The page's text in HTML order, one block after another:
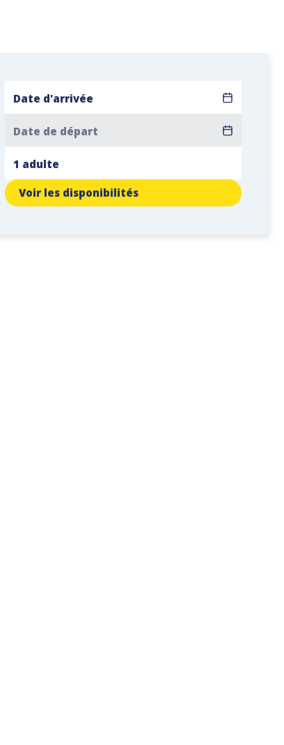
Voir les disponibilités